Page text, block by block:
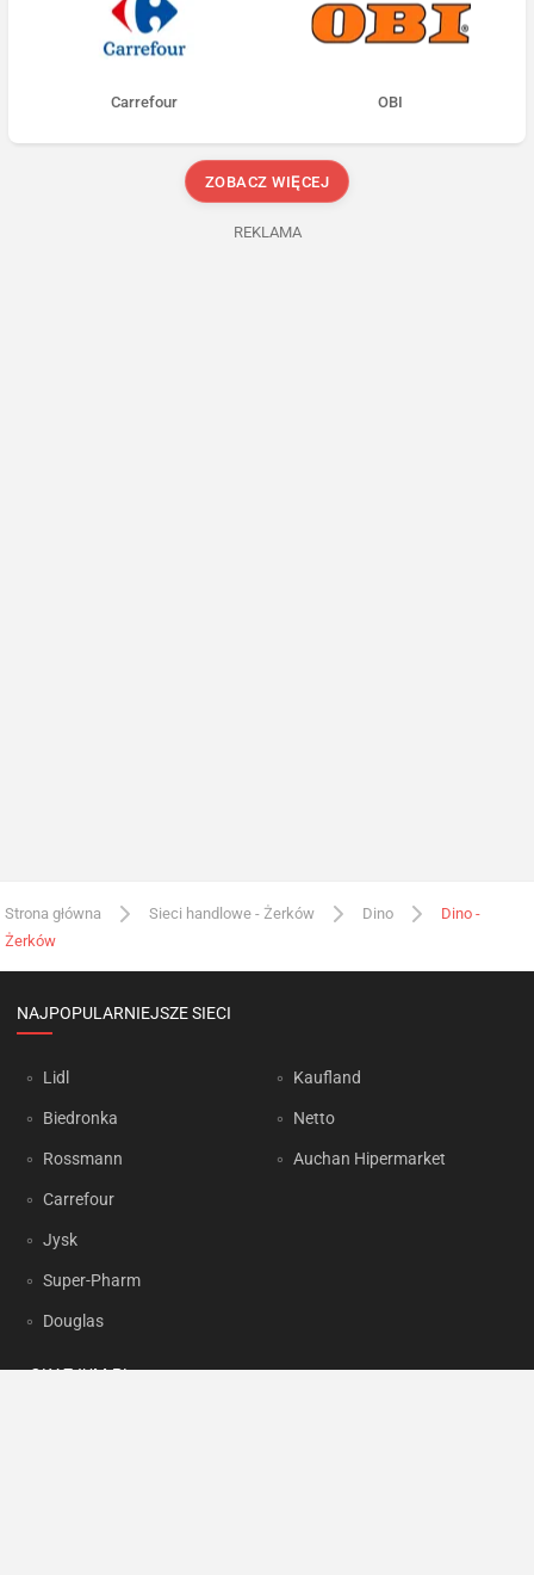
Carrefour OBI
ZOBACZ WIĘCEJ
REKLAMA
Strona główna Sieci handlowe - Żerków Dino
Dino -
Żerków
NAJPOPULARNIEJSZE SIECI
Lidl
Biedronka
Rossmann
Carrefour
Jysk
Super-Pharm
Douglas
Kaufland
Netto
Auchan Hipermarket
OKAZJUM.PL